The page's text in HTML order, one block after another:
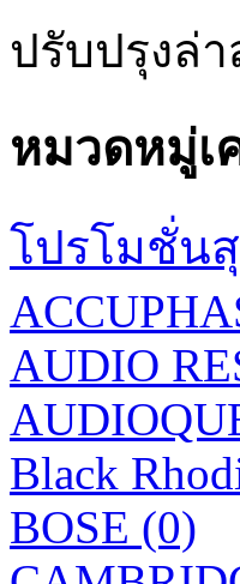
ปรับปรุงล่า
หมวดหมู่เ
โปรโมชั่น
AUDIO
Black
BOSE (0)